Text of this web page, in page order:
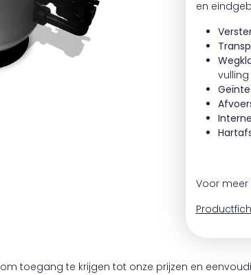
en
vulling
Voor meer
om toegang te krijgen tot onze prijzen en